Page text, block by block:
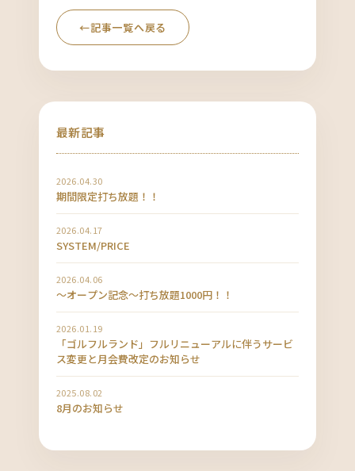
←記事一覧へ戻る
最新記事
2026.04.30
期間限定打ち放題！！
2026.04.17
SYSTEM/PRICE
2026.04.06
〜オープン記念〜打ち放題1000円！！
2026.01.19
「ゴルフルランド」フルリニューアルに伴うサービ
ス変更と月会費改定のお知らせ
2025.08.02
8月のお知らせ